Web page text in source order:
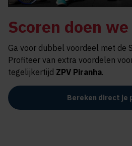
Scoren doen
Ga voor dubbel voordeel met de
Profiteer van extra voordelen
tegelijkertijd ZPV Piranha.
Bereken direct je